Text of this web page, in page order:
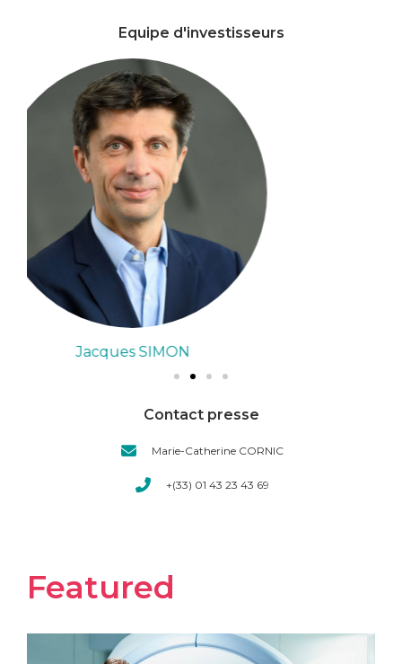
Equipe d'investisseurs
Grégoire COLY
Contact presse
Marie-Catherine CORNIC
+(33) 01 43 23 43 69
Featured